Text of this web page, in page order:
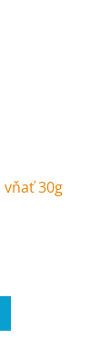
vňať 30g